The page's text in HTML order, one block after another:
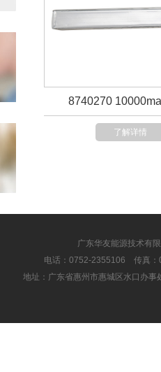
8740270
了解详情
广东华友能源技术有
电话：0752-2355106 传真
地址：广东省惠州市惠城区水口办